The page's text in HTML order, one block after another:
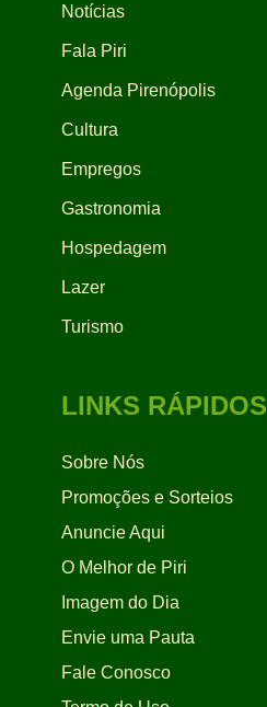
Notícias
Fala Piri
Agenda Pirenópolis
Cultura
Empregos
Gastronomia
Hospedagem
Lazer
Turismo
LINKS RÁPIDOS
Sobre Nós
Promoções e Sorteios
Anuncie Aqui
O Melhor de Piri
Imagem do Dia
Envie uma Pauta
Fale Conosco